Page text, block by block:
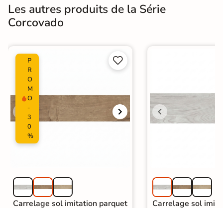
Les autres produits de la Série
Corcovado
P
R
O
M
O
-
3
0
%


Carrelage sol imitation parquet
Carrelage sol